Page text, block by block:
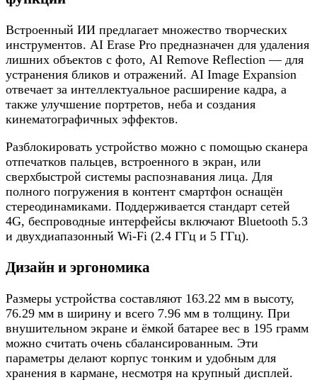
Встроенный ИИ предлагает множество творческих
инструментов. AI Erase Pro предназначен для удаления
лишних объектов с фото, AI Remove Reflection — для
устранения бликов и отражений. AI Image Expansion
отвечает за интеллектуальное расширение кадра, а
также улучшение портретов, неба и создания
кинематографичных эффектов.
Разблокировать устройство можно с помощью сканера
отпечатков пальцев, встроенного в экран, или
сверхбыстрой системы распознавания лица. Для
полного погружения в контент смартфон оснащён
стереодинамиками. Поддерживается стандарт сетей
4G, беспроводные интерфейсы включают Bluetooth 5.3
и двухдиапазонный Wi-Fi (2.4 ГГц и 5 ГГц).
Дизайн и эргономика
Размеры устройства составляют 163.22 мм в высоту,
76.29 мм в ширину и всего 7.96 мм в толщину. При
внушительном экране и ёмкой батарее вес в 195 грамм
можно считать очень сбалансированным. Эти
параметры делают корпус тонким и удобным для
хранения в кармане, несмотря на крупный дисплей.